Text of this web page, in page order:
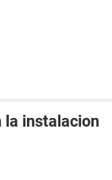
la instalacion